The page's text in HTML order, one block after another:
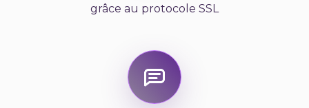
grâce au protocole SSL